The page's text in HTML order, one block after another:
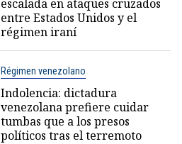
escalada en ataques cruzados
entre Estados Unidos y el
régimen iraní
Régimen venezolano
Indolencia: dictadura
venezolana prefiere cuidar
tumbas que a los presos
políticos tras el terremoto